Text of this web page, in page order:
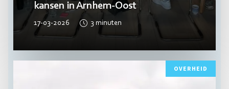
kansen in Arnhem-Oost
17-03-2026 3 minuten
OVERHEID